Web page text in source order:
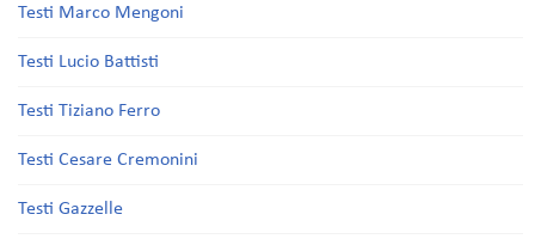
Testi Marco Mengoni
Testi Lucio Battisti
Testi Tiziano Ferro
Testi Cesare Cremonini
Testi Gazzelle